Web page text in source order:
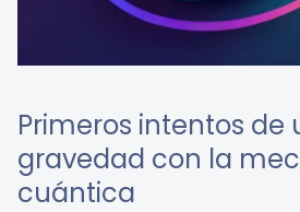
Primeros intentos de
gravedad con la
cuántica